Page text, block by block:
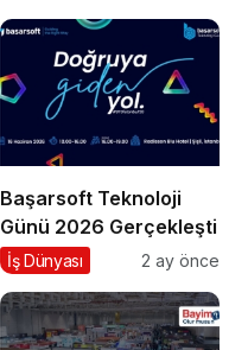
Başarsoft Teknoloji
Günü 2026 Gerçekleşti
İş Dünyası 2 ay önce